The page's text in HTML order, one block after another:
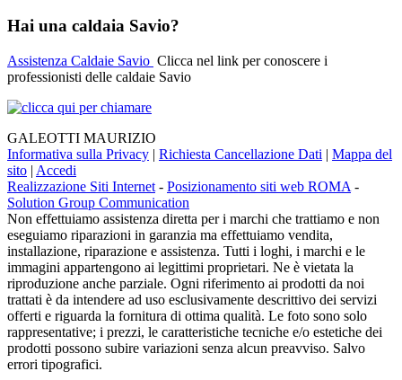
Hai una caldaia Savio?
Assistenza Caldaie Savio Clicca nel link per conoscere i
professionisti delle caldaie Savio
GALEOTTI MAURIZIO
Informativa sulla Privacy | Richiesta Cancellazione Dati | Mappa del
sito | Accedi
Realizzazione Siti Internet - Posizionamento siti web ROMA -
Solution Group Communication
Non effettuiamo assistenza diretta per i marchi che trattiamo e non
eseguiamo riparazioni in garanzia ma effettuiamo vendita,
installazione, riparazione e assistenza. Tutti i loghi, i marchi e le
immagini appartengono ai legittimi proprietari. Ne è vietata la
riproduzione anche parziale. Ogni riferimento ai prodotti da noi
trattati è da intendere ad uso esclusivamente descrittivo dei servizi
offerti e riguarda la fornitura di ottima qualità. Le foto sono solo
rappresentative; i prezzi, le caratteristiche tecniche e/o estetiche dei
prodotti possono subire variazioni senza alcun preavviso. Salvo
errori tipografici.